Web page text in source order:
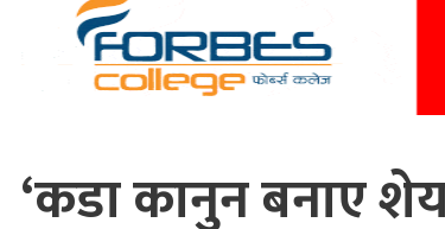
‘कडा कानुन बनाए